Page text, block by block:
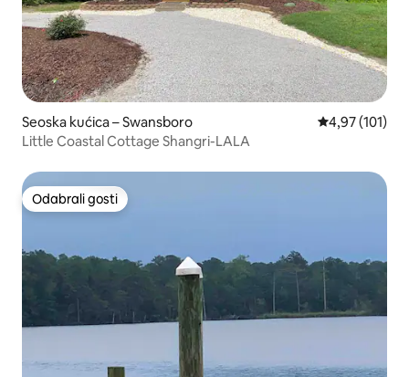
Seoska kućica – Swansboro Prosječna
4,97 (101)
Little Coastal Cottage Shangri-LALA
Odabrali gosti
Odabrali gosti